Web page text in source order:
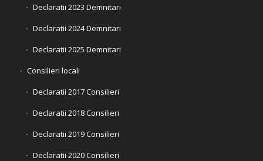
Declaratii 2023 Demnitari
Declaratii 2024 Demnitari
Declaratii 2025 Demnitari
Consilieri locali
Declaratii 2017 Consilieri
Declaratii 2018 Consilieri
Declaratii 2019 Consilieri
Declaratii 2020 Consilieri